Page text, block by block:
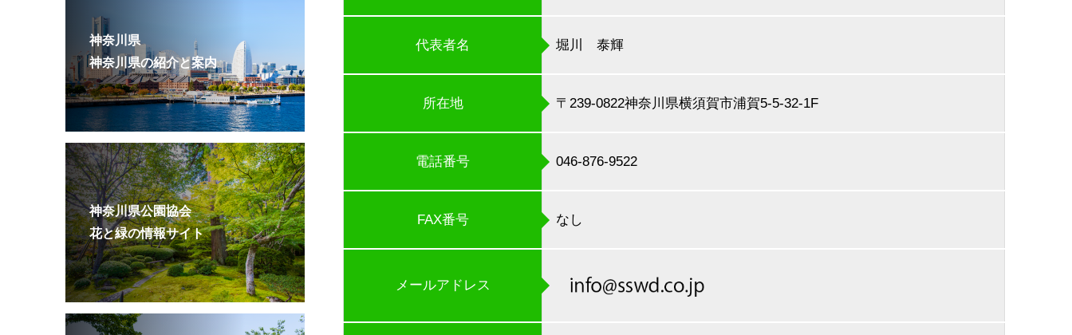
代表者名 堀川 泰輝
所在地 〒239-0822神奈川県横須賀市浦賀5-5-32-1F
電話番号 046-876-9522
FAX番号 なし
メールアドレス
神奈川県
神奈川県の紹介と案内
神奈川県公園協会
花と緑の情報サイト